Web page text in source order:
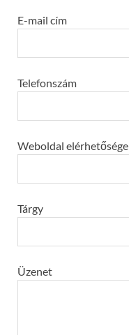
E-mail cím
Telefonszám
Weboldal elérhetősége
Tárgy
Üzenet